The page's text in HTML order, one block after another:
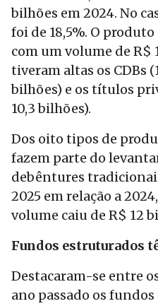
bilhões em 2024. No
foi de 18,5%. O
com um volume de R$
tiveram altas os CDBs
bilhões) e os títulos
10,3 bilhões).
Dos oito tipos de
fazem parte do
debêntures
2025 em relação a
volume caiu de R$ 12
Fundos estruturados
Destacaram-se entre
ano passado os